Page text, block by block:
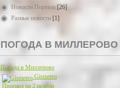
Новости Портала [26]
Разные новости [1]
ПОГОДА В МИЛЛЕРОВО
Погода в Миллерово
Gismeteo
Прогноз на 2 недели